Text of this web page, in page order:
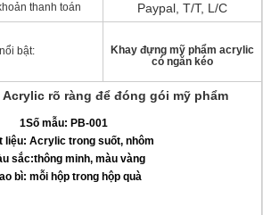
thanh toán Paypal, T/T, L/C
bật:
Khay đựng mỹ phẩm acrylic
có ngăn kéo
Acrylic rõ ràng để đóng gói mỹ phẩm
1Số mẫu: PB-001
liệu: Acrylic trong suốt, nhôm
sắc:thông minh, màu vàng
bì: mỗi hộp trong hộp quà